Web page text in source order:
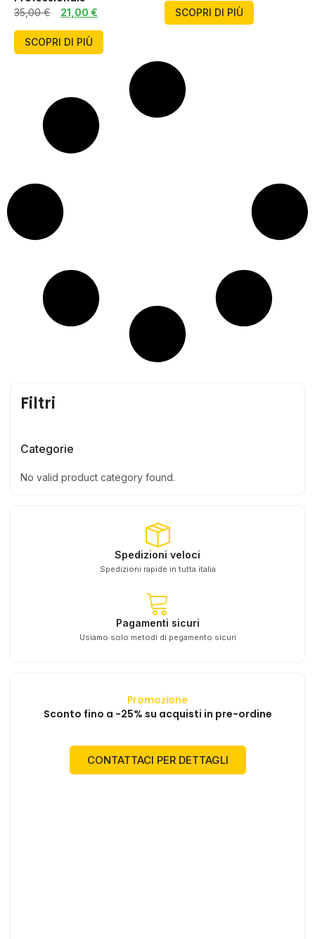
Filtri
Categorie
No valid product category found.
Spedizioni veloci
Spedizioni rapide in tutta italia
Pagamenti sicuri
Usiamo solo metodi di pegamento sicuri
Promozione
Sconto fino a -25% su acquisti in pre-ordine
CONTATTACI PER DETTAGLI
35,00€ 21,00 €
SCOPRI DI PIÙ
SCOPRI DI PIÙ